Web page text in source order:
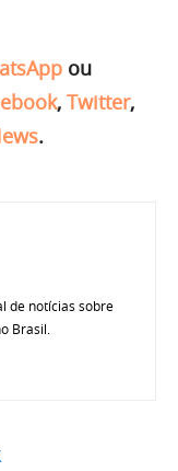
ou
, Twitter,
.
de notícias sobre
Brasil.